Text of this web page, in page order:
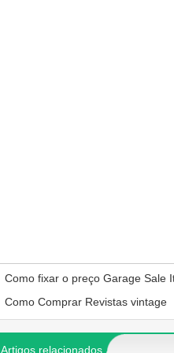
Como fixar o preço Garage Sale
Como Comprar Revistas vintage
Artigos relacionados